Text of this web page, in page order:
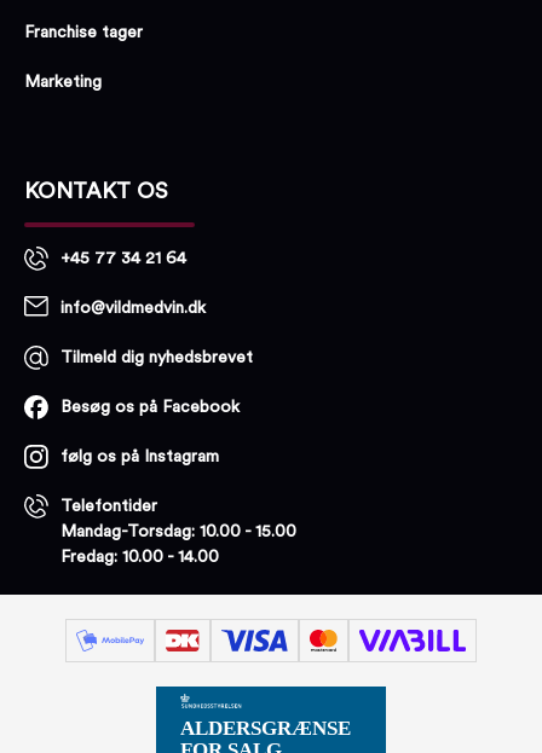
Franchise tager
Marketing
KONTAKT OS
+45 77 34 21 64
info@vildmedvin.dk
Tilmeld dig nyhedsbrevet
Besøg os på Facebook
følg os på Instagram
Telefontider
Mandag-Torsdag: 10.00 - 15.00
Fredag: 10.00 - 14.00